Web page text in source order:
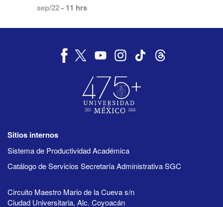
sep/22- 11 hrs
Sitios internos
Sistema de Productividad Académica
Catálogo de Servicios Secretaría Administrativa SGC
Circuito Maestro Mario de la Cueva s/n
Ciudad Universitaria, Alc. Coyoacán